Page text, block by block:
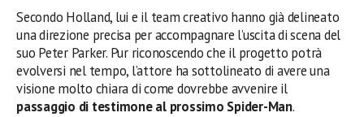
Secondo Holland, lui e il team creativo hanno già delineato
una direzione precisa per accompagnare l’uscita di scena del
suo Peter Parker. Pur riconoscendo che il progetto potrà
evolversi nel tempo, l’attore ha sottolineato di avere una
visione molto chiara di come dovrebbe avvenire il
passaggio di testimone al prossimo Spider-Man.